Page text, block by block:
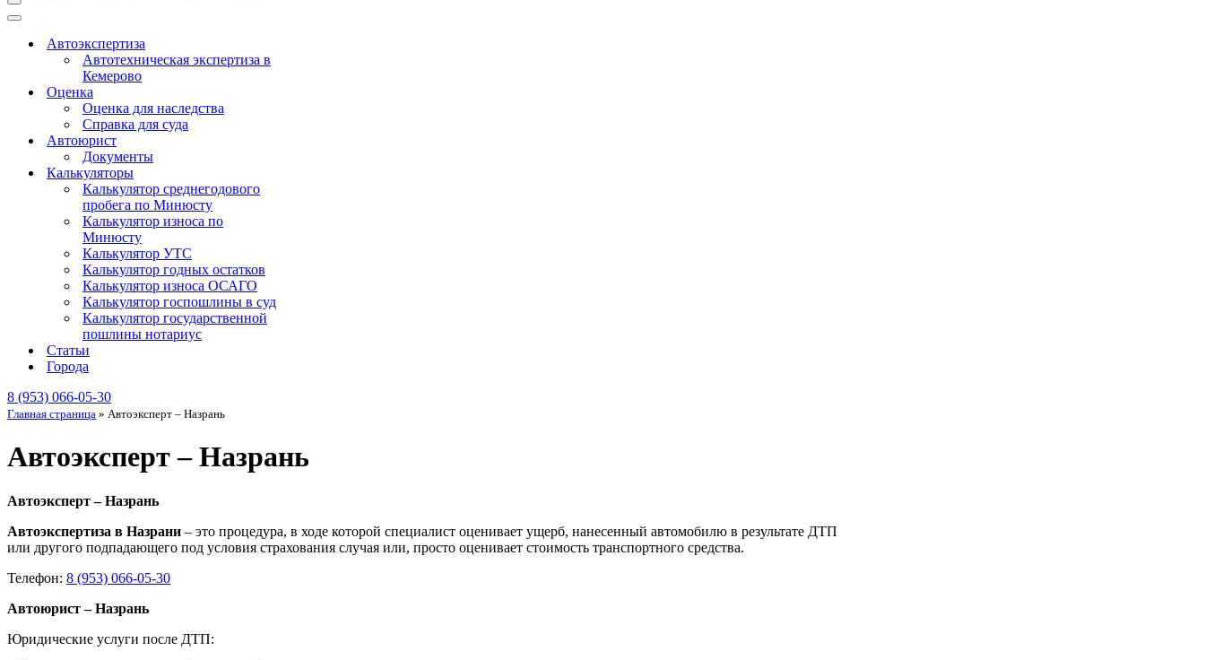
Меню
навигации
Меню
навигацииАвтоэкспертиза
Автотехническая экспертиза в
Кемерово
Оценка
Оценка для наследства
Справка для суда
Автоюрист
Документы
Калькуляторы
Калькулятор среднегодового
пробега по Минюсту
Калькулятор износа по
Минюсту
Калькулятор УТС
Калькулятор годных остатков
Калькулятор износа ОСАГО
Калькулятор госпошлины в суд
Калькулятор государственной
пошлины нотариус
Статьи
Города
8 (953) 066-05-30
Главная страница » Автоэксперт – Назрань
Автоэксперт – Назрань
Автоэксперт – Назрань
Автоэкспертиза в Назрани – это процедура, в ходе которой специалист оценивает ущерб, нанесенный автомобилю в результате ДТП
или другого подпадающего под условия страхования случая или, просто оценивает стоимость транспортного средства.
Телефон: 8 (953) 066-05-30
Автоюрист – Назрань
Юридические услуги после ДТП: